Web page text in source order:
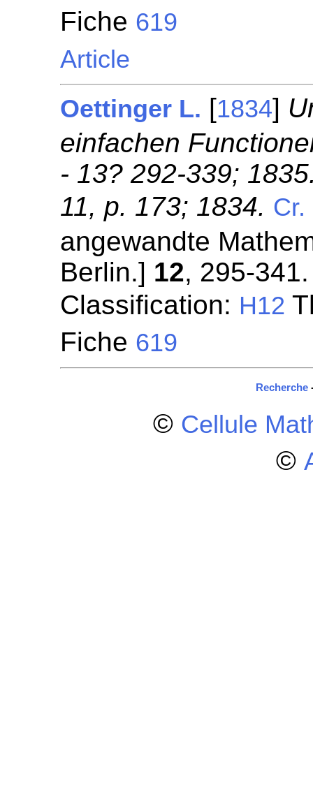
Fiche 619
Article
Oettinger L. [1834]
einfachen
- 13? 292-339;
11, p. 173; 1834. Cr.
angewandte
Berlin.] 12, 295-341.
Classification: H12
Fiche 619
Recherche
© Cellule
©